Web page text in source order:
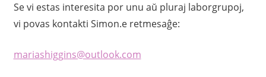
Se vi estas interesita por unu aŭ pluraj laborgrupoj,
vi povas kontakti Simon.e retmesaĝe:
mariashiggins@outlook.com